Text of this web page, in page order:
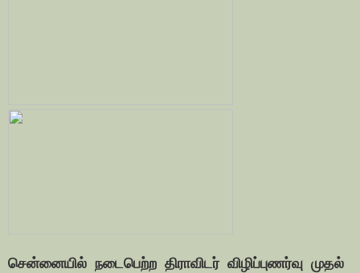
சென்னையில் நடைபெற்ற திராவிடர் விழிப்புணர்வு முதல்